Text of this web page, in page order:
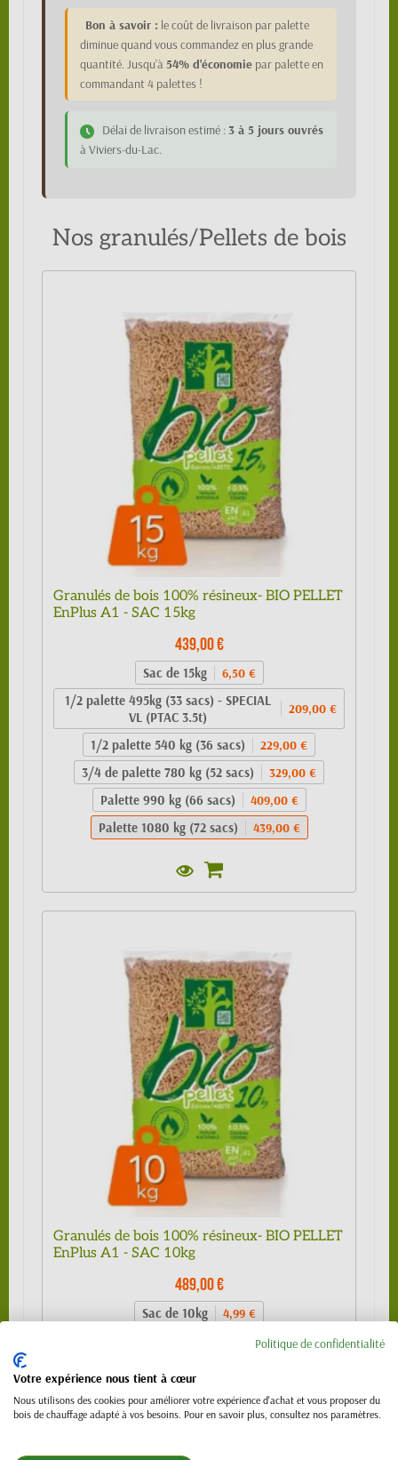
Bon à savoir : le coût de livraison par palette
diminue quand vous commandez en plus grande
quantité. Jusqu'à54% d'économie par palette en
commandant 4 palettes !
Délai de livraison estimé : 3 à 5 jours ouvrés
à Viviers-du-Lac.
Nos granulés/Pellets de bois
Granulés de bois 100% résineux- BIO PELLET
EnPlus A1 - SAC 15kg
439,00 €
Sac de 15kg 6,50 €
1/2 palette 495kg (33 sacs) - SPECIAL
VL (PTAC 3.5t)
209,00 €
1/2 palette 540 kg (36 sacs) 229,00 €
3/4 de palette 780 kg (52 sacs) 329,00 €
Palette 990 kg (66 sacs) 409,00 €
Palette 1080 kg (72 sacs) 439,00 €
Granulés de bois 100% résineux- BIO PELLET
EnPlus A1 - SAC 10kg
489,00 €
Sac de 10kg 4,99 €
109,00 €
VL (PTAC 3.5t)
Palette 990 kg (99 sacs) 439,00 €
Politique de confidentialité
Votre expérience nous tient à cœur
Nous utilisons des cookies pour améliorer votre expérience d'achat et vous proposer du
bois de chauffage adapté à vos besoins. Pour en savoir plus, consultez nos paramètres.